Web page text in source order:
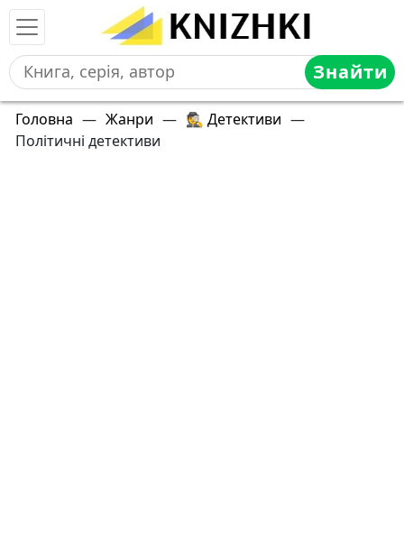
Знайти
Головна — Жанри — 🕵 Детективи —
Політичні детективи